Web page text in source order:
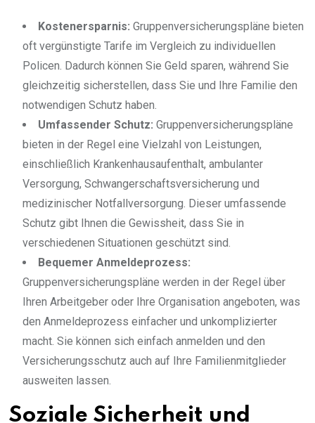
Kostenersparnis: Gruppenversicherungspläne bieten
oft vergünstigte Tarife im Vergleich zu individuellen
Policen. Dadurch können Sie Geld sparen, während Sie
gleichzeitig sicherstellen, dass Sie und Ihre Familie den
notwendigen Schutz haben.
Umfassender Schutz: Gruppenversicherungspläne
bieten in der Regel eine Vielzahl von Leistungen,
einschließlich Krankenhausaufenthalt, ambulanter
Versorgung, Schwangerschaftsversicherung und
medizinischer Notfallversorgung. Dieser umfassende
Schutz gibt Ihnen die Gewissheit, dass Sie in
verschiedenen Situationen geschützt sind.
Bequemer Anmeldeprozess:
Gruppenversicherungspläne werden in der Regel über
Ihren Arbeitgeber oder Ihre Organisation angeboten, was
den Anmeldeprozess einfacher und unkomplizierter
macht. Sie können sich einfach anmelden und den
Versicherungsschutz auch auf Ihre Familienmitglieder
ausweiten lassen.
Soziale Sicherheit und